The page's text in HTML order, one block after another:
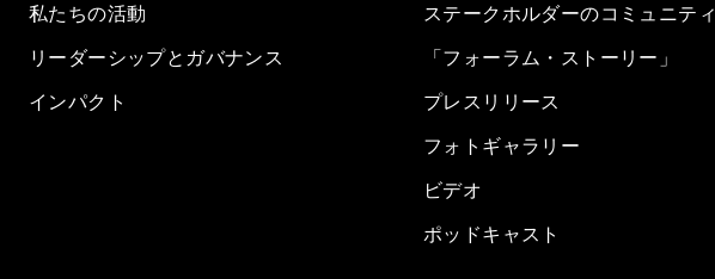
私たちの活動
リーダーシップとガバナンス
インパクト
ステークホルダーのコミュニティ
「フォーラム・ストーリー」
プレスリリース
フォトギャラリー
ビデオ
ポッドキャスト